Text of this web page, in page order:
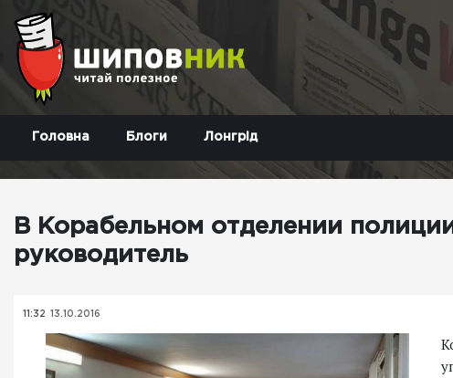
Головна Блоги Лонгрід
В Корабельном отделении
руководитель
11:32 13.10.2016